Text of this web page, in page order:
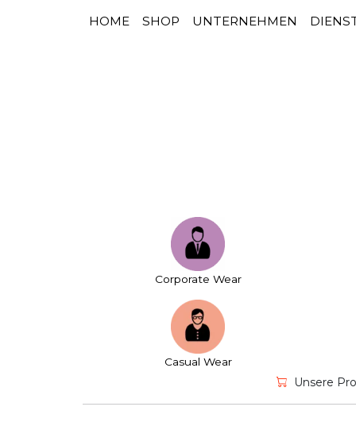
HAUPTNAVIGATION
HOME SHOP UNTERNEHMEN
Corporate Wear
Casual Wear
Unsere